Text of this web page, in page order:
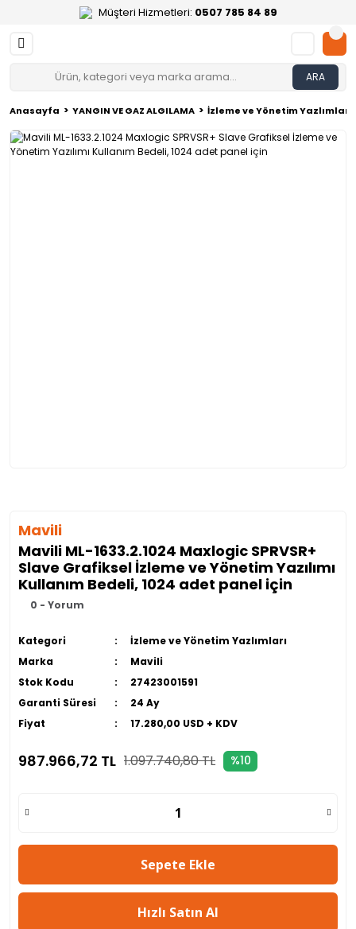
Müşteri Hizmetleri: 0507 785 84 89
ARA
Anasayfa YANGIN VE GAZ ALGILAMA İzleme ve Yönetim Yazlımları
Mavili
Mavili ML-1633.2.1024 Maxlogic SPRVSR+
Slave Grafiksel İzleme ve Yönetim Yazılımı
Kullanım Bedeli, 1024 adet panel için
0 - Yorum
Kategori
İzleme ve Yönetim Yazlımları
Marka
Mavili
Stok Kodu
27423001591
Garanti Süresi
24 Ay
Fiyat
17.280,00 USD + KDV
987.966,72 TL 1.097.740,80 TL %10
Sepete Ekle
Hızlı Satın Al